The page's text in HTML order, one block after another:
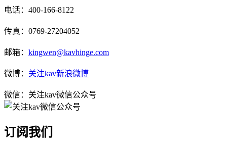
电话：400-166-8122
传真：0769-27204052
邮箱： kingwen@kavhinge.com
微博： 关注kav新浪微博
微信：关注kav微信公众号
订阅我们